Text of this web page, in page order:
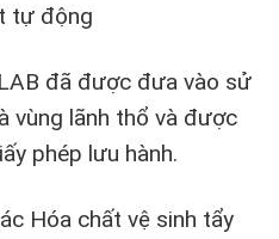
tự động
đã được đưa vào sử
vùng lãnh thổ và được
phép lưu hành.
Hóa chất vệ sinh tẩy